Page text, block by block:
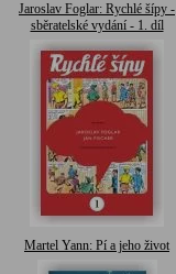
Jaroslav Foglar: Rychlé šípy -
sběratelské vydání - 1. díl
Martel Yann: Pí a jeho život